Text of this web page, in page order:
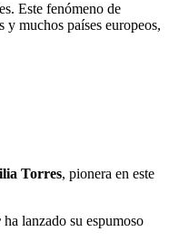
Este fenómeno de
muchos países europeos,
Torres, pionera en este
ha lanzado su espumoso